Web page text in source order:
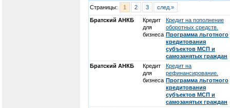
Страницы: 1 2 3 след.»
Братский АНКБ
Кредит
для
бизнеса
Кредит на пополнение
оборотных средств.
Программа льготного
кредитования
субъектов МСП и
самозанятых граждан
Братский АНКБ
Кредит
для
бизнеса
Кредит на
рефинансирование.
Программа льготного
кредитования
субъектов МСП и
самозанятых граждан